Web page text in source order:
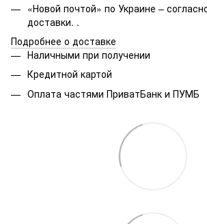
«Новой почтой» по Украине –
доставки. .
Подробнее о доставке
Наличными при получении
Кредитной картой
Оплата частями ПриватБанк и ПУМБ